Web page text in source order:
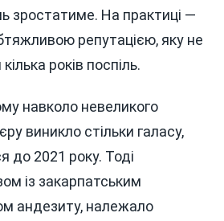
зростатиме. На практиці —
репутацією, яку не
років поспіль.
навколо невеликого
виникло стільки галасу,
до 2021 року. Тоді
із закарпатським
андезиту, належало